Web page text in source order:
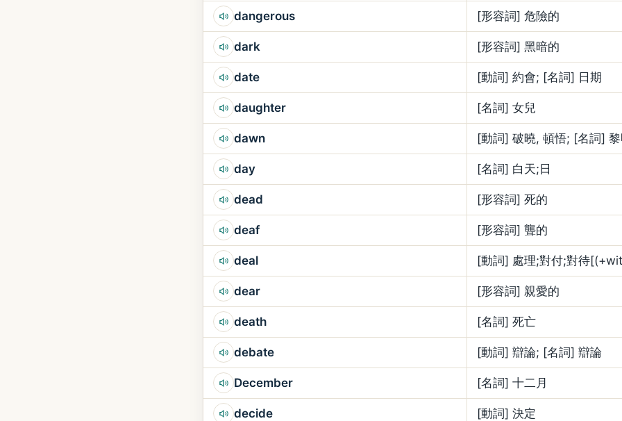
dangerous
dark
date
daughter
dawn
day
dead
deaf
deal
dear
death
debate
December
decide
[形容詞] 危險的
[形容詞] 黑暗的
[動詞] 約會; [名詞] 日期
[名詞] 女兒
[動詞] 破曉, 頓悟; [名詞]
[名詞] 白天;日
[形容詞] 死的
[形容詞] 聾的
[動詞] 處理;對付;對待
[形容詞] 親愛的
[名詞] 死亡
[動詞] 辯論; [名詞] 辯論
[名詞] 十二月
[動詞] 決定